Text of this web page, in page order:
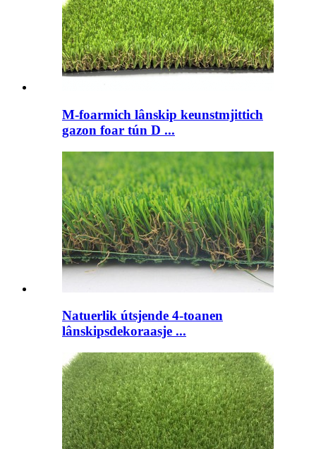
M-foarmich lânskip keunstmjittich
gazon foar tún D ...
Natuerlik útsjende 4-toanen
lânskipsdekoraasje ...